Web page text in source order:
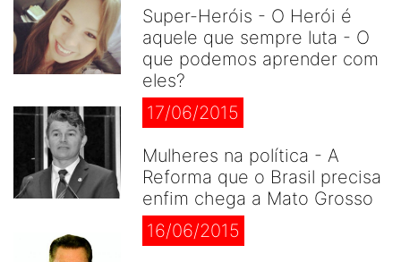
Super-Heróis - O Herói é
aquele que sempre luta - O
que podemos aprender com
eles?
17/06/2015
Mulheres na política - A
Reforma que o Brasil precisa
enfim chega a Mato Grosso
16/06/2015